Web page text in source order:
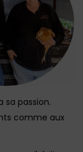
passion.
comme aux